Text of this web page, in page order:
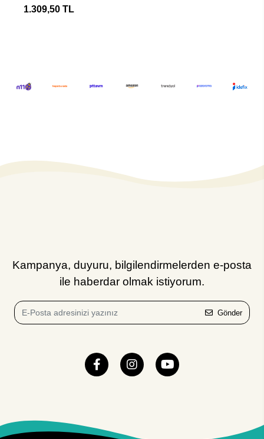
1.309,50 TL
Kampanya, duyuru, bilgilendirmelerden e-posta
ile haberdar olmak istiyorum.
Gönder